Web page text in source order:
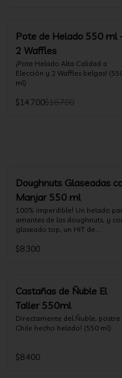
Pote de Helado 550 ml
2 Waffles
¡Pote Helado Alta Calidad a
Elección y 2 Waffles belgas!
ml)
$14.700$16.700
Doughnuts Glaseadas
Manjar 550 ml
100% imperdible! Un helado
amantes de las doughnuts, y
glaseado top, un HIT de
$8.300
Castañas de Ñuble El
Taller 550ml
Directamente del Ñuble, postre
Chile hecho helado! (550 ml)
$8.400